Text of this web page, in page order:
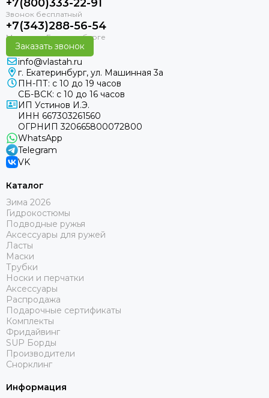
+7(800)333-22-91
+7(343)288-56-54
Заказать звонок
info@vlastah.ru
г. Екатеринбург, ул. Машинная 3а
ПН-ПТ: с 10 до 19 часов
СБ-ВСК: с 10 до 16 часов
ИП Устинов И.Э.
ИНН 667303261560
ОГРНИП 320665800072800
WhatsApp
Telegram
VK
Каталог
Зима 2026
Гидрокостюмы
Подводные ружья
Аксессуары для ружей
Ласты
Маски
Трубки
Носки и перчатки
Аксессуары
Распродажа
Подарочные сертификаты
Комплекты
Фридайвинг
SUP Борды
Производители
Снорклинг
Информация